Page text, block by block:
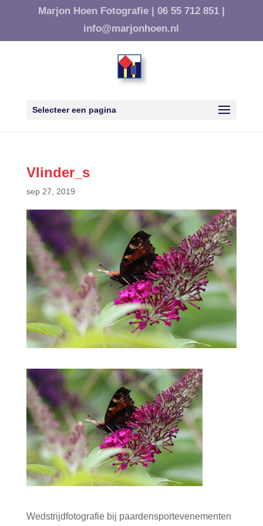
Marjon Hoen Fotografie | 06 55 712 851 |
info@marjonhoen.nl
Selecteer een pagina
Vlinder_s
sep 27, 2019
Wedstrijdfotografie bij paardensportevenementen